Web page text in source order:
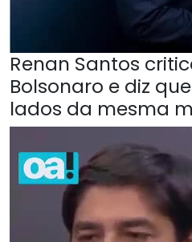
Renan Santos
Bolsonaro e diz
lados da mesma